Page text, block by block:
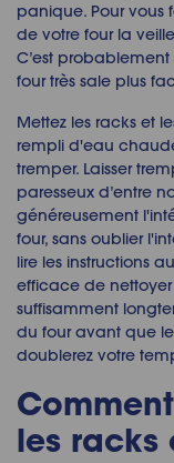
panique. Pour
de votre four la
C’est
four très sale plus
Mettez les racks et
rempli d'eau
tremper. Laisser
paresseux d’entre
généreusement l'int
four, sans oublier l'int
lire les instructions
efficace de
suffisamment
du four avant que
doublerez votre
les racks